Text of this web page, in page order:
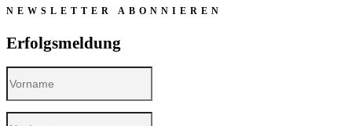
NEWSLETTER ABONNIEREN
Erfolgsmeldung